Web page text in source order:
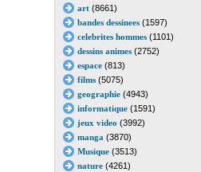
art(8661)
bandes dessinees(1597)
celebrites hommes(1101)
dessins animes(2752)
espace(813)
films(5075)
geographie(4943)
informatique(1591)
jeux video (3992)
manga (3870)
Musique(3513)
nature(4261)